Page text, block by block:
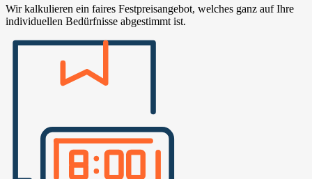
Wir kalkulieren ein faires Festpreisangebot, welches ganz auf Ihre
individuellen Bedürfnisse abgestimmt ist.